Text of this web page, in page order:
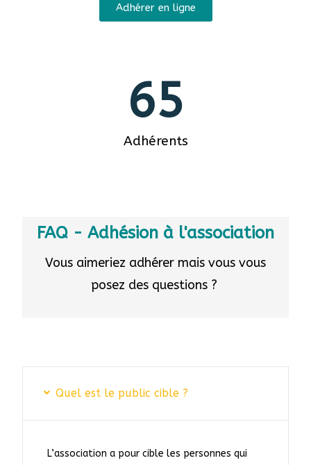
Adhérer en ligne
Adhérents
65
FAQ - Adhésion à l'association
Vous aimeriez adhérer mais vous vous
posez des questions ?
Quel est le public cible ?
L’association a pour cible les personnes qui